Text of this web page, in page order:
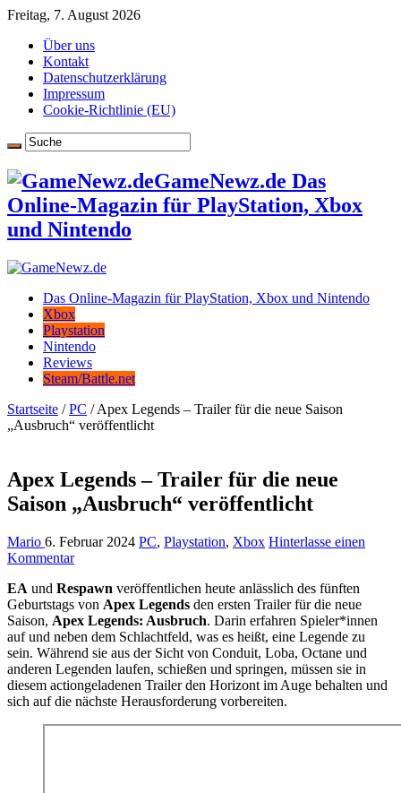
Freitag, 7. August 2026
Über uns
Kontakt
Datenschutzerklärung
Impressum
Cookie-Richtlinie (EU)
GameNewz.de Das
Online-Magazin für PlayStation, Xbox
und Nintendo
Das Online-Magazin für PlayStation, Xbox und Nintendo
Xbox
Playstation
Nintendo
Reviews
Steam/Battle.net
Startseite / PC / Apex Legends – Trailer für die neue Saison
„Ausbruch“ veröffentlicht
Apex Legends – Trailer für die neue
Saison „Ausbruch“ veröffentlicht
Mario 6. Februar 2024 PC, Playstation, Xbox Hinterlasse einen
Kommentar
EA und Respawn veröffentlichen heute anlässlich des fünften
Geburtstags von Apex Legends den ersten Trailer für die neue
Saison, Apex Legends: Ausbruch. Darin erfahren Spieler*innen
auf und neben dem Schlachtfeld, was es heißt, eine Legende zu
sein. Während sie aus der Sicht von Conduit, Loba, Octane und
anderen Legenden laufen, schießen und springen, müssen sie in
diesem actiongeladenen Trailer den Horizont im Auge behalten und
sich auf die nächste Herausforderung vorbereiten.